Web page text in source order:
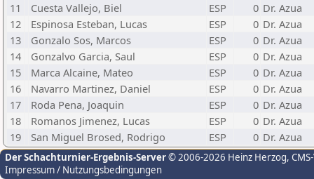
11
Cuesta Vallejo, Biel ESP 0 Dr. Azua
12
Espinosa Esteban, Lucas ESP 0 Dr. Azua
13
Gonzalo Sos, Marcos ESP 0 Dr. Azua
14
Gonzalvo Garcia, Saul ESP 0 Dr. Azua
15
Marca Alcaine, Mateo ESP 0 Dr. Azua
16
Navarro Martinez, Daniel ESP 0 Dr. Azua
17
Roda Pena, Joaquin ESP 0 Dr. Azua
18
Romanos Jimenez, Lucas ESP 0 Dr. Azua
19
San Miguel Brosed, Rodrigo ESP 0 Dr. Azua
Der Schachturnier-Ergebnis-Server© 2006-2026 Heinz Herzog,
Impressum / Nutzungsbedingungen